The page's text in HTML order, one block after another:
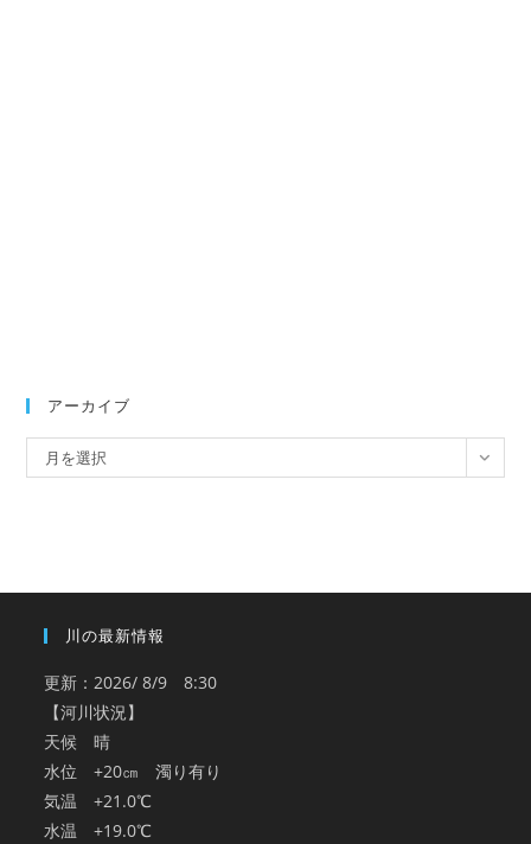
アーカイブ
ー
月を選択
川の最新情報
更新：2026/ 8/9 8:30
【河川状況】
天候 晴
水位 +20㎝ 濁り有り
気温 +21.0℃
水温 +19.0℃